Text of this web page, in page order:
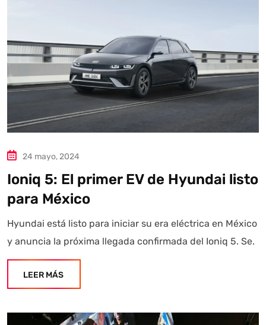
24 mayo, 2024
Ioniq 5: El primer EV de Hyundai listo
para México
Hyundai está listo para iniciar su era eléctrica en México
y anuncia la próxima llegada confirmada del Ioniq 5. Se.
LEER MÁS